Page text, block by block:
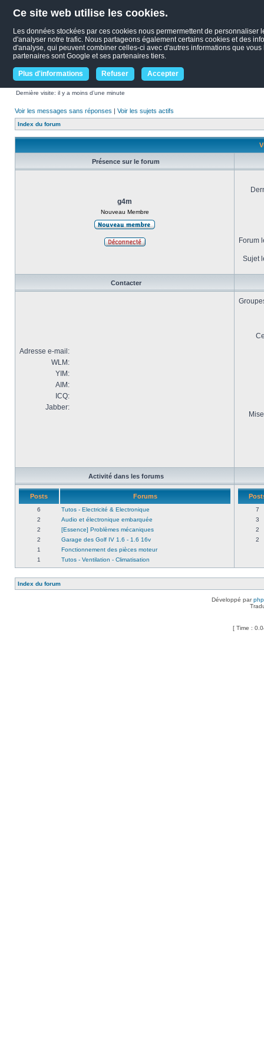
Ce site web utilise les cookies.
Les données stockées par ces cookies nous permermettent de
d'analyser notre trafic. Nous partageons également certains cookies et des
d'analyse, qui peuvent combiner celles-ci avec d'autres informations que
partenaires sont Google et ses partenaires tiers.
Plus d'informations Refuser Accepter
Dernière visite: il y a moins d’une minute
Voir les messages sans réponses | Voir les sujets actifs
Index du forum
Présence sur le forum
g4m
Nouveau Membre
Forum
Sujet
Contacter
Adresse e-mail:
WLM:
YIM:
AIM:
ICQ:
Jabber:
Activité dans les forums
Posts Forums
6
Tutos - Electricité & Electronique
2
Audio et électronique embarquée
2
[Essence] Problèmes mécaniques
2
Garage des Golf IV 1.6 - 1.6 16v
1
Fonctionnement des pièces moteur
1
Tutos - Ventilation - Climatisation
7
3
2
2
Index du forum
Développé par
[ Time :